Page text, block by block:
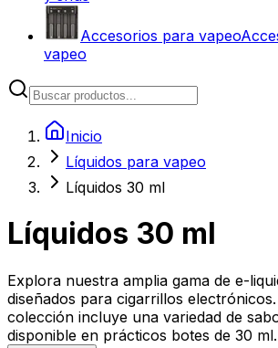
Accesorios para vapeo
vapeo
Inicio
Líquidos para vapeo
Líquidos 30 ml
Líquidos 30 ml
Explora nuestra amplia gama de e-
diseñados para cigarrillos
colección incluye una variedad de
disponible en prácticos botes de 30